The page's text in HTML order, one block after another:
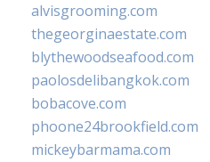
alvisgrooming.com
thegeorginaestate.com
blythewoodseafood.com
paolosdelibangkok.com
bobacove.com
phoone24brookfield.com
mickeybarmama.com